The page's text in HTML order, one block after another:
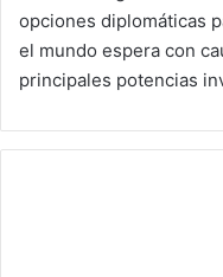
opciones diplomáticas
el mundo espera con
principales potencias